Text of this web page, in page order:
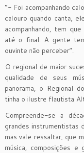
“- Foi acompanhando
calouro quando canta,
acompanhando, tem
até o final. A gente
ouvinte não perceber”.
O regional de maior
qualidade de seus
panorama, o Regional
tinha o ilustre flautista
Compreende-se a
grandes instrumentistas
mas vale ressaltar, que
música, composições e